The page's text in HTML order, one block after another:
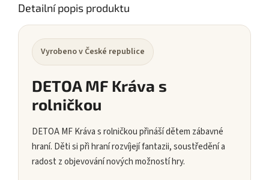
Detailní popis produktu
Vyrobeno v České republice
DETOA MF Kráva s
rolničkou
DETOA MF Kráva s rolničkou přináší dětem zábavné
hraní. Děti si při hraní rozvíjejí fantazii, soustředění a
radost z objevování nových možností hry.